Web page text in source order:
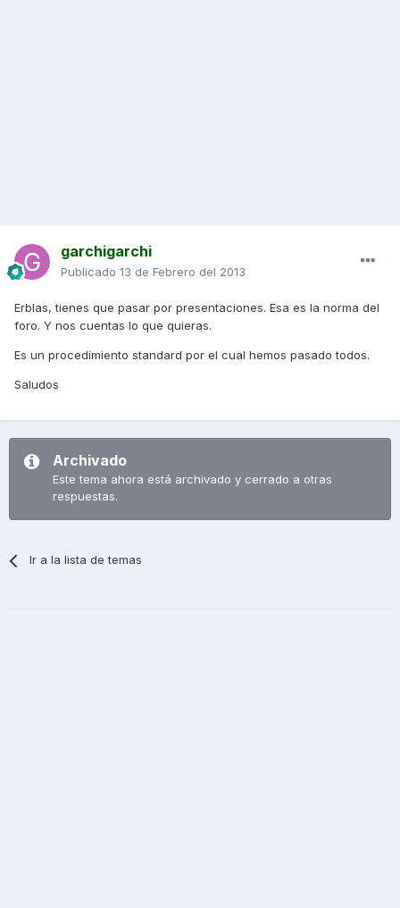
garchigarchi
Publicado 13 de Febrero del 2013
Erblas, tienes que pasar por presentaciones. Esa es la norma del
foro. Y nos cuentas lo que quieras.
Es un procedimiento standard por el cual hemos pasado todos.
Saludos
Archivado
Este tema ahora está archivado y cerrado a otras
respuestas.
Ir a la lista de temas